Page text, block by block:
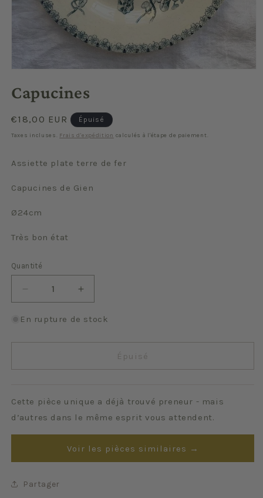
média
1
une
fenêtre
modale
Capucines
Prix
habituel
€18,00 EUR Épuisé
Taxes incluses. Frais d'expédition calculés à l'étape de paiement.
Assiette plate terre de fer
Capucines de Gien
Ø24cm
Très bon état
Quantité
Quantité
Réduire
la
quantité
Capucines
Augmenter
la
quantité
Capucines
En rupture de stock
Épuisé
Cette pièce unique a déjà trouvé preneur - mais
d’autres dans le même esprit vous attendent.
Voir les pièces similaires →
Partager